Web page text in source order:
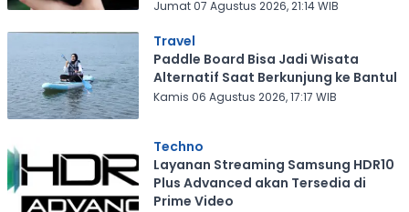
Jumat 07 Agustus 2026, 21:14 WIB
Travel
Paddle Board Bisa Jadi Wisata
Alternatif Saat Berkunjung ke Bantul
Kamis 06 Agustus 2026, 17:17 WIB
Techno
Layanan Streaming Samsung HDR10
Plus Advanced akan Tersedia di
Prime Video